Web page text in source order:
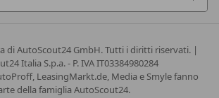
di AutoScout24 GmbH. Tutti i diritti riservati. |
Italia S.p.a. - P. IVA IT03384980284
LeasingMarkt.de, Media e Smyle fanno
della famiglia AutoScout24.